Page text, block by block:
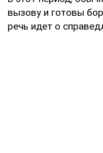
вызову и готовы
речь идет о